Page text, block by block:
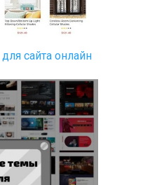
сайта онлайн